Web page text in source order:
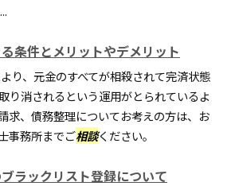
条件とメリットやデメリット
り、元金のすべてが相殺されて完済状態
り消されるという運用がとられているよ
求、債務整理についてお考えの方は、お
事務所までご相談ください。
ラックリスト登録について